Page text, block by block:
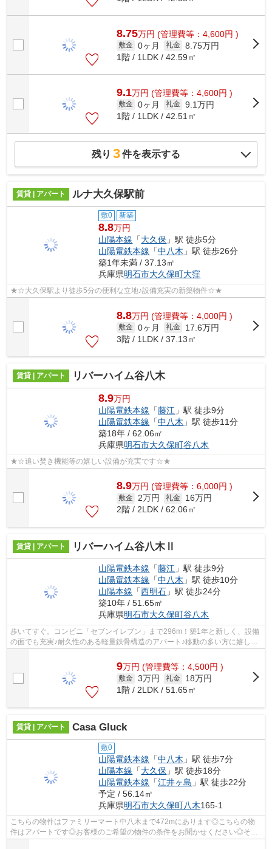
8.75万円 (管理費等：4,600円 )
敷金 0ヶ月 礼金 8.75万円
1階 / 1LDK / 42.59㎡
9.1万円 (管理費等：4,600円 )
敷金 0ヶ月 礼金 9.1万円
1階 / 1LDK / 42.51㎡
残り 3件を表示する
賃貸 | アパート ルナ大久保駅前
敷0 新築
8.8万円
山陽本線 「大久保 」駅 徒歩5分
山陽電鉄本線 「中八木 」駅 徒歩26分
築1年未満 / 37.13㎡
兵庫県明石市大久保町大窪
★☆大久保駅より徒歩5分の便利な立地♪設備充実の新築物件☆★
8.8万円 (管理費等：4,000円 )
敷金 0ヶ月 礼金
17.6万円
3階 / 1LDK / 37.13㎡
賃貸 | アパート リバーハイム谷八木
8.9万円
山陽電鉄本線 「藤江 」駅 徒歩9分
山陽電鉄本線 「中八木 」駅 徒歩11分
築18年 / 62.06㎡
兵庫県明石市大久保町谷八木
★☆追い焚き機能等の嬉しい設備が充実です☆★
8.9万円 (管理費等：6,000円 )
敷金 2万円 礼金
16万円
2階 / 2LDK / 62.06㎡
賃貸 | アパート リバーハイム谷八木Ⅱ
山陽電鉄本線 「藤江 」駅 徒歩9分
山陽電鉄本線 「中八木 」駅 徒歩10分
山陽本線 「西明石 」駅 徒歩24分
築10年 / 51.65㎡
兵庫県明石市大久保町谷八木
歩いてすぐ。コンビニ「セブンイレブン」まで296m！築1年と新しく、設備
の面でも充実♪耐久性のある軽量鉄骨構造のアパート♪移動の多い方に嬉しい
駅から徒歩9分の物件です♪新しい生活の...
9万円 (管理費等：4,500円 )
敷金 3万円 礼金
18万円
1階 / 2LDK / 51.65㎡
賃貸 | アパート Casa Gluck
敷0
山陽電鉄本線 「中八木 」駅 徒歩7分
山陽本線 「大久保 」駅 徒歩18分
山陽電鉄本線 「江井ヶ島 」駅 徒歩22分
予定 / 56.14㎡
兵庫県明石市大久保町八木165-1
こちらの物件はファミリーマート中八木まで472mにあります◎こちらの物
件はアパートです◎お客様のご希望の物件の条件をお聞かせください◎その